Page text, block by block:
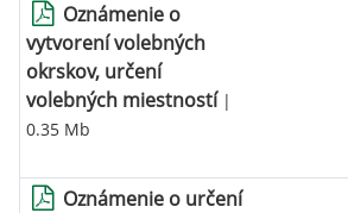
Oznámenie o
vytvorení volebných
okrskov, určení
volebných miestností|
0.35 Mb
Oznámenie o určení